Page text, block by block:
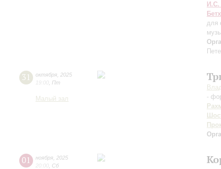
И.С.
для
31 октября 2025
19:00 Пт
Малый зал
-
01 ноября 2025
20:00 Сб